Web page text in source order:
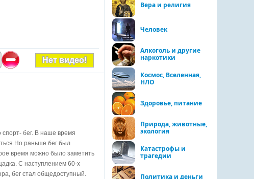
Нет видео!
бег. В наше время
раньше бег был
время можно было заметить
С наступлением 60-х
бег стал общедоступный.
Вера и религия
Человек
Алкоголь и другие
наркотики
Космос, Вселенная,
НЛО
Здоровье, питание
Природа, животные,
экология
Катастрофы и
трагедии
Политика и деньги